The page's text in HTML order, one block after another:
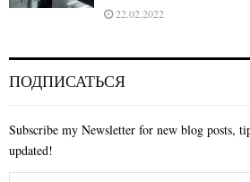
22.02.2022
ПОДПИСАТЬСЯ
Subscribe my Newsletter for new blog posts,
updated!